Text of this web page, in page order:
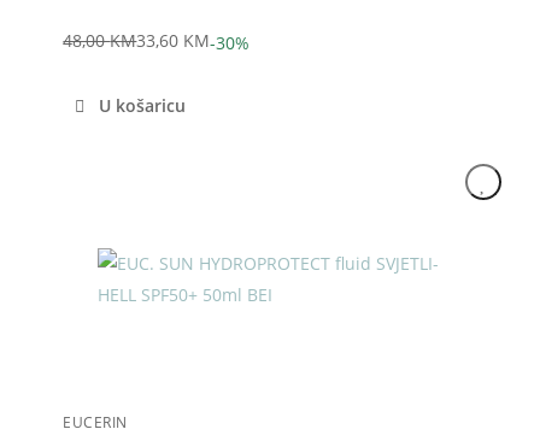
48,00KM
Izvorna
bila
33,60 KM
Trenutna
je:
-30%
U košaricu
EUCERIN